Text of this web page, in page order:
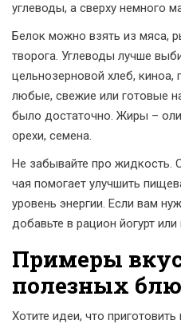
углеводы, а сверху немного
Белок можно взять из мяса,
творога. Углеводы лучше
цельнозерновой хлеб, киноа,
любые, свежие или готовые
было достаточно. Жиры –
орехи, семена.
Не забывайте про жидкость.
чая помогает улучшить
уровень энергии. Если вам
добавьте в рацион йогурт или
Примеры
полезных
Хотите идеи, что